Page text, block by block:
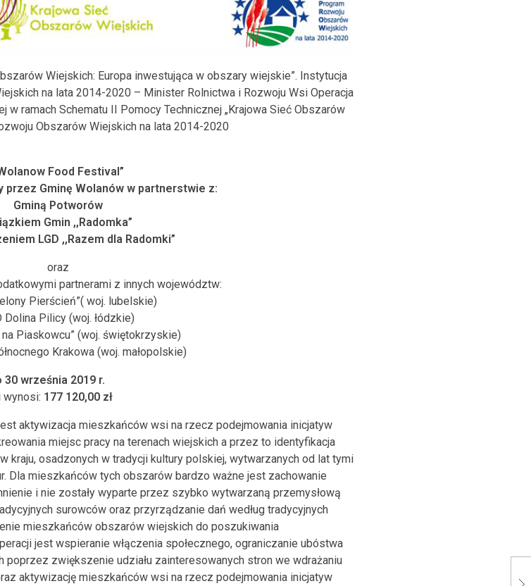
Wiejskich: Europa inwestująca w obszary wiejskie”. Instytucja
na lata 2014-2020 – Minister Rolnictwa i Rozwoju Wsi Operacja
w ramach Schematu II Pomocy Technicznej „Krajowa Sieć Obszarów
Obszarów Wiejskich na lata 2014-2020
Food Festival”
przez Gminę Wolanów w partnerstwie z:
Gminą Potworów
Gmin ,,Radomka”
LGD ,,Razem dla Radomki”
oraz
partnerami z innych województw:
Pierścień”( woj. lubelskie)
Dolina Pilicy (woj. łódzkie)
na Piaskowcu” (woj. świętokrzyskie)
Krakowa (woj. małopolskie)
września 2019 r.
177 120,00 zł
aktywizacja mieszkańców wsi na rzecz podejmowania inicjatyw
miejsc pracy na terenach wiejskich a przez to identyfikacja
kraju, osadzonych w tradycji kultury polskiej, wytwarzanych od lat tymi
Dla mieszkańców tych obszarów bardzo ważne jest zachowanie
i nie zostały wyparte przez szybko wytwarzaną przemysłową
surowców oraz przyrządzanie dań według tradycyjnych
mieszkańców obszarów wiejskich do poszukiwania
jest wspieranie włączenia społecznego, ograniczanie ubóstwa
zwiększenie udziału zainteresowanych stron we wdrażaniu
aktywizację mieszkańców wsi na rzecz podejmowania inicjatyw